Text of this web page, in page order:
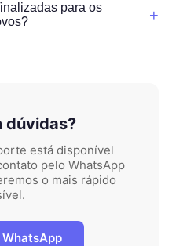
para os
+
dúvidas?
está disponível
pelo WhatsApp
o mais rápido
WhatsApp